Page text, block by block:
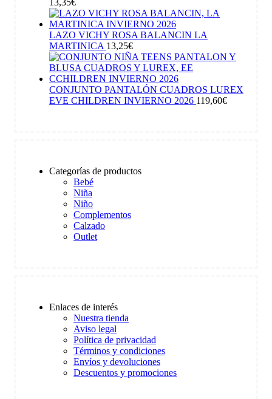
LAZO VICHY ROSA BALANCIN LA
MARTINICA 13,25€
CONJUNTO PANTALÓN CUADROS LUREX
EVE CHILDREN INVIERNO 2026 119,60€
Categorías de productos
Bebé
Niña
Niño
Complementos
Calzado
Outlet
Enlaces de interés
Nuestra tienda
Aviso legal
Política de privacidad
Términos y condiciones
Envíos y devoluciones
Descuentos y promociones